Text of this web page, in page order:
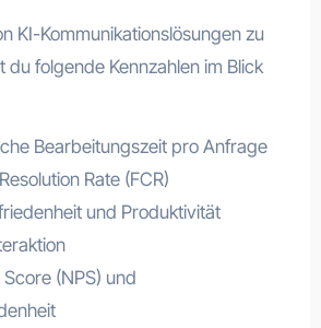
KI-Kommunikationslösungen zu
du folgende Kennzahlen im Blick
Bearbeitungszeit pro Anfrage
Rate (FCR)
und Produktivität
(NPS) und